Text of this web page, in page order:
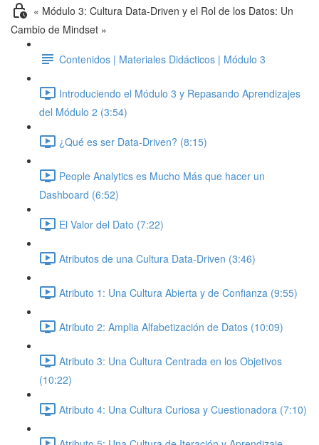
« Módulo 3: Cultura Data-Driven y el Rol de los Datos: Un
Cambio de Mindset »
Contenidos | Materiales Didácticos | Módulo 3
Introduciendo el Módulo 3 y Repasando Aprendizajes
del Módulo 2 (3:54)
¿Qué es ser Data-Driven? (8:15)
People Analytics es Mucho Más que hacer un
Dashboard (6:52)
El Valor del Dato (7:22)
Atributos de una Cultura Data-Driven (3:46)
Atributo 1: Una Cultura Abierta y de Confianza (9:55)
Atributo 2: Amplia Alfabetización de Datos (10:09)
Atributo 3: Una Cultura Centrada en los Objetivos
(10:22)
Atributo 4: Una Cultura Curiosa y Cuestionadora (7:10)